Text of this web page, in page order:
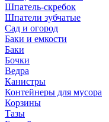
Шпатель-скребок
Шпатели зубчатые
Сад и огород
Баки и емкости
Баки
Бочки
Ведра
Канистры
Контейнеры для мусора
Корзины
Тазы